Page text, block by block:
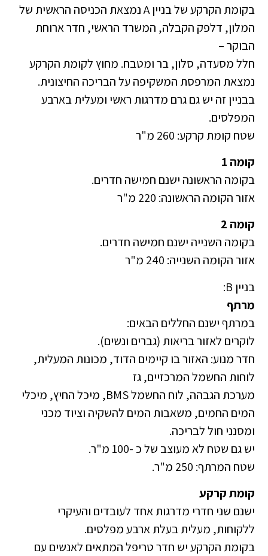
בקומת הקרקע של בניין A נמצאת הכניסה הראשית של
המלון, דלפק הקבלה, המשרד הראשי, חדר ארוחת
הבוקר –
חלל מסעדה, סלון, בר ומטבח. מחוץ לקומת הקרקע
נמצאת המרפסת המשקיפה על הבריכה החיצונית.
בבניין זה יש גם גרם מדרגות ראשי ומעלית בארבע
המפלסים.
שטח קומת קרקע: 260 מ"ר
קומה 1
בקומה הראשונה ישנם חמישה חדרים.
אזור הקומה הראשונה: 220 מ"ר
קומה 2
בקומה השנייה ישנם חמישה חדרים.
אזור הקומה השנייה: 240 מ"ר
בניין B:
מרתף
במרתף ישנם החללים הבאים:
לוקרים לאזור בריאות (גברים ונשים).
חדר מנוע: האזור בו קיימים הדוד, מכונות המעלית,
לוחות החשמל המרכזיים, גז
מערכת הגבהה, לוח החשמל BMS, מיכל החיץ, מיכלי
המים החמים, משאבות המים להשקיה וציוד מכני
ומסנני חול לבריכה.
יש גם שטח לא מעוצב של כ -100 מ"ר.
שטח המרתף: 250 מ"ר.
קומת קרקע
ישנם שני חדרי מדרגות אחד לעובדים והעיקרי
ללקוחות, מעלית בעלת ארבע מפלסים.
בקומת הקרקע יש חדר טריפל המתאים לאנשים עם